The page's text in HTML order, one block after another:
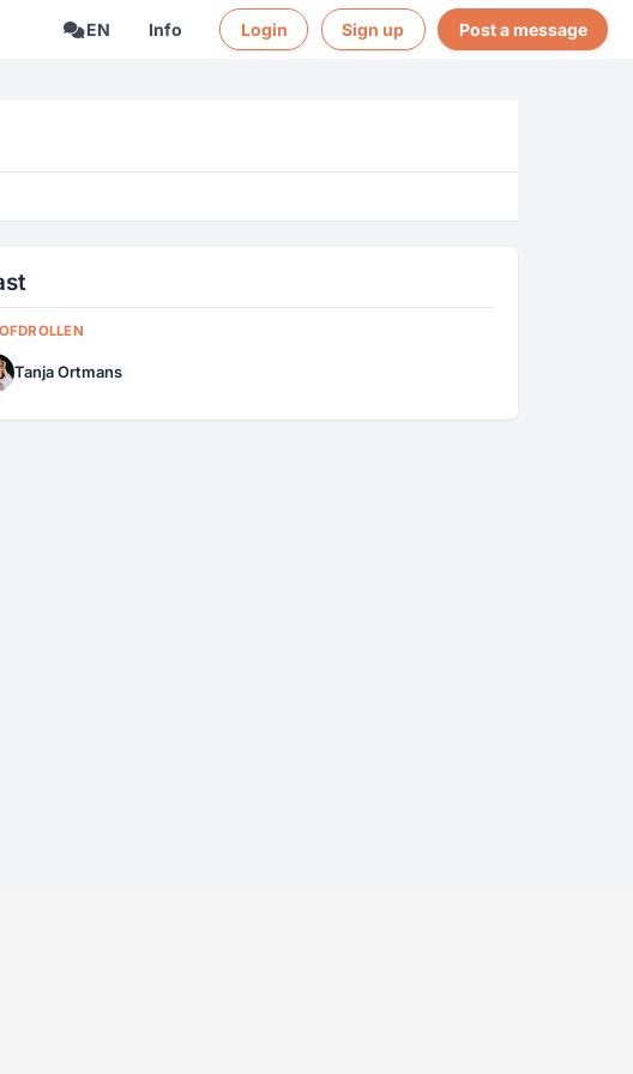
EN Info Login Sign up Post a message
Tanja Ortmans